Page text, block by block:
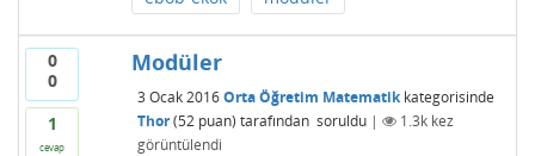
0
0
1
cevap
Modüler
3 Ocak 2016 Orta Öğretim Matematikkategorisinde
Thor (52puan) tarafından soruldu | 1.3kkez
görüntülendi